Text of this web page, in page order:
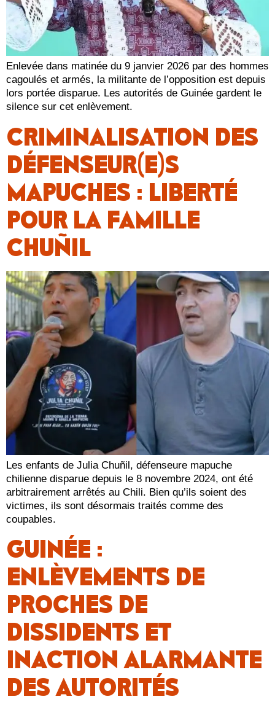
Enlevée dans matinée du 9 janvier 2026 par des hommes
cagoulés et armés, la militante de l’opposition est depuis
lors portée disparue. Les autorités de Guinée gardent le
silence sur cet enlèvement.
CRIMINALISATION DES
DÉFENSEUR(E)S
MAPUCHES : LIBERTÉ
POUR LA FAMILLE
CHUÑIL
Les enfants de Julia Chuñil, défenseure mapuche
chilienne disparue depuis le 8 novembre 2024, ont été
arbitrairement arrêtés au Chili. Bien qu’ils soient des
victimes, ils sont désormais traités comme des
coupables.
GUINÉE :
ENLÈVEMENTS DE
PROCHES DE
DISSIDENTS ET
INACTION ALARMANTE
DES AUTORITÉS